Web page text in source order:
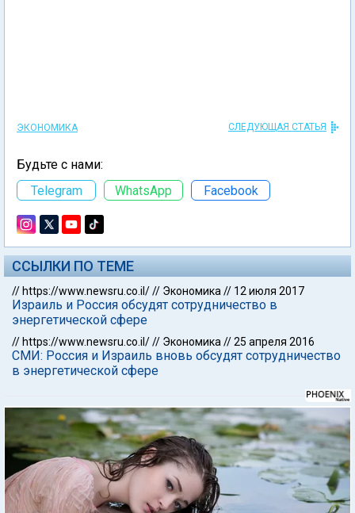
ЭКОНОМИКА СЛЕДУЮЩАЯ СТАТЬЯ
Будьте с нами:
Telegram
WhatsApp Facebook
ССЫЛКИ ПО ТЕМЕ
// https://www.newsru.co.il/// Экономика // 12 июля 2017
Израиль и Россия обсудят сотрудничество в
энергетической сфере
// https://www.newsru.co.il/// Экономика //25 апреля 2016
СМИ: Россия и Израиль вновь обсудят сотрудничество
в энергетической сфере